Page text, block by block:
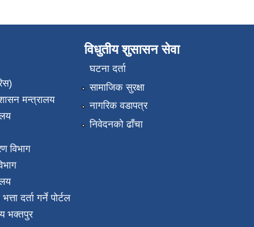
मन्त्रालय
विभाग
दर्ता गर्ने पोर्टल
भक्तपुर
विधुतीय शुसासन सेवा
घटना दर्ता
सामाजिक सुरक्षा
नागरिक वडापत्र
निवेदनको ढाँचा